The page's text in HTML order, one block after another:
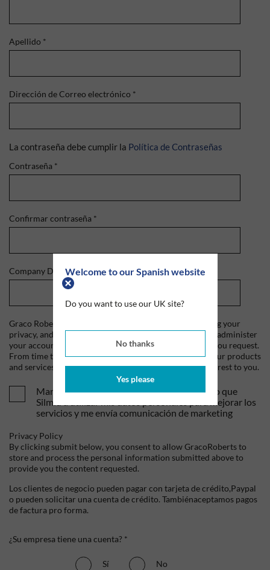
Welcome to our Spanish website
Do you want to use our UK site?
No thanks
Yes please
Apellido *
Dirección de Correo electrónico *
La contraseña debe cumplir la Política de Contraseñas
Contraseña *
Confirmar contraseña *
Company Domain*
Graco Roberts is committed to protecting and respecting your
privacy, and we'll only use your personal information to administer
your account and to provide the products and services you request.
From time to time, we would like to contact you about our products
and services, as well as other content that may be of interest to you.
Mandame tus ofertas y novedades. Entiendo que
Silmid a utilizar mis datos personales para mejorar los
servicios y me envía comunicación de marketing
Privacy Policy
By clicking submit below, you consent to allow GracoRoberts to
store and process the personal information submitted above to
provide you the content requested.
Los clientes de negocio pueden pagar con tarjeta de crédito,Paypal
o pueden solicitar una cuenta de crédito. Tambiénaceptamos pagos
de factura pro forma.
¿Su empresa tiene una cuenta? *
Sí No